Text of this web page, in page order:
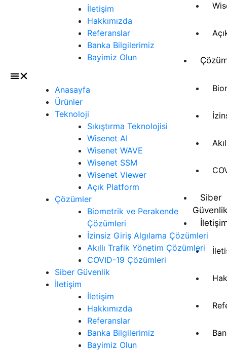
Siber
İletişim
Hakkımızda
Referanslar
Banka Bilgilerimiz
Bayimiz Olun
Anasayfa
Ürünler
Teknoloji
Sıkıştırma Teknolojisi
Wisenet AI
Wisenet WAVE
Wisenet SSM
Wisenet Viewer
Açık Platform
Çözümler
Biometrik ve Perakende
Çözümleri
İzinsiz Giriş Algılama Çözümleri
Akıllı Trafik Yönetim Çözümleri
COVID-19 Çözümleri
Siber Güvenlik
İletişim
İletişim
Hakkımızda
Referanslar
Banka Bilgilerimiz
Bayimiz Olun